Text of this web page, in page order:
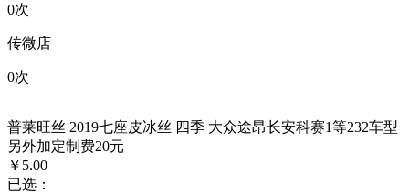
0次
传微店
0次
普莱旺丝 2019七座皮冰丝 四季 大众途昂长安科赛1等232车型
另外加定制费20元
￥5.00
已选：